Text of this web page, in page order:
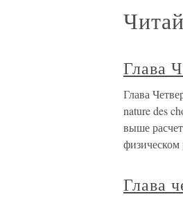
Глава
Глава
nature des
выше
физическом
Глава